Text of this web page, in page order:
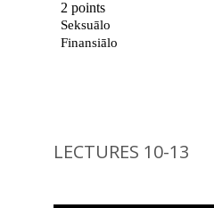
LECTURES 10-13